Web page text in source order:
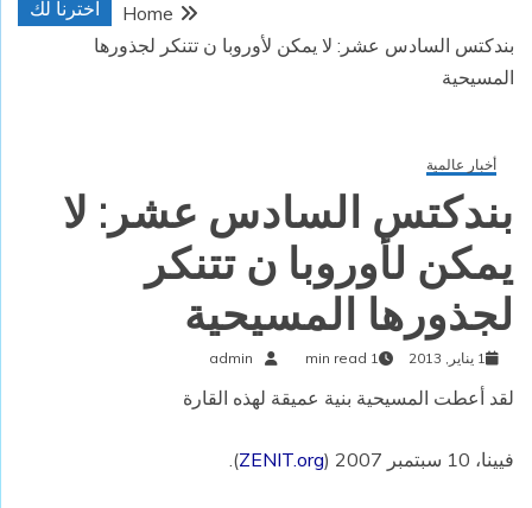
اخترنا لك
Home
بندكتس السادس عشر: لا يمكن لأوروبا ن تتنكر لجذورها
المسيحية
أخبار عالمية
بندكتس السادس عشر: لا
يمكن لأوروبا ن تتنكر
لجذورها المسيحية
1 يناير, 2013 1 min read
admin
لقد أعطت المسيحية بنية عميقة لهذه القارة
فيينا، 10 سبتمبر 2007 ( ZENIT.org
).